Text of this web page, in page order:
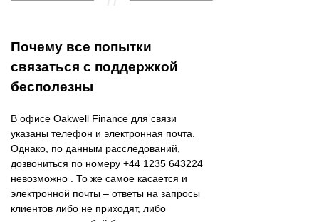
Почему все попытки
связаться с поддержкой
бесполезны
В офисе Oakwell Finance для связи
указаны телефон и электронная почта.
Однако, по данным расследований,
дозвониться по номеру +44 1235 643224
невозможно . То же самое касается и
электронной почты – ответы на запросы
клиентов либо не приходят, либо